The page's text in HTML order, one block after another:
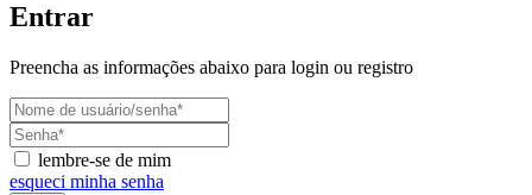
Entrar
Preencha as informações abaixo para login ou registro
lembre-se de mim
esqueci minha senha